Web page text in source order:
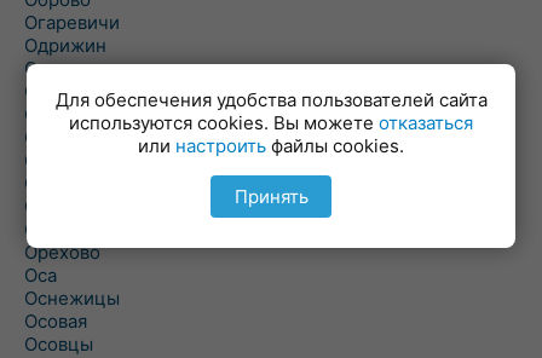
Огаревичи
Одрижин
Оздамичи
Озяты
Олтуш
Ольманы
Ольпень
Ольшаны
Омельная
Ополь
Орехово
Оса
Оснежицы
Осовая
Осовцы
Для обеспечения удобства пользователей сайта
используются cookies. Вы можете отказаться
или настроить файлы cookies.
Принять